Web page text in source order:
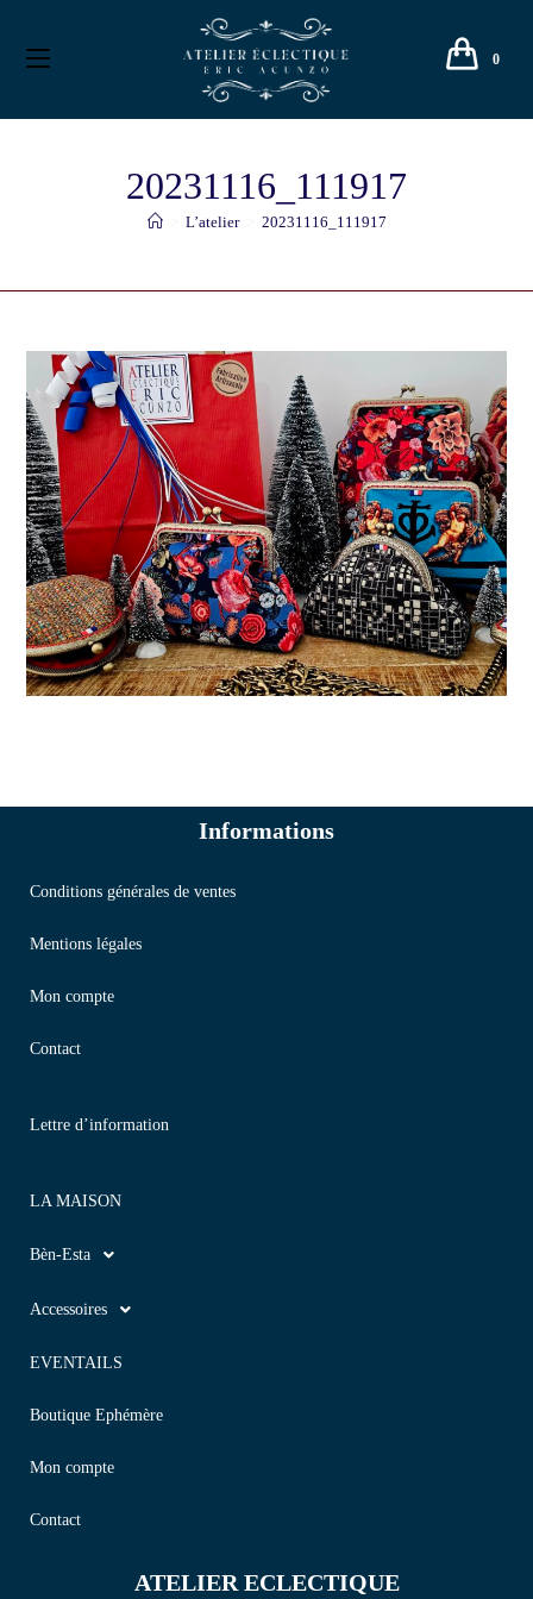
0
20231116_111917
L’atelier 20231116_111917
Informations
Conditions générales de ventes
Mentions légales
Mon compte
Contact
Lettre d’information
LA MAISON
Bèn-Esta
Accessoires
EVENTAILS
Boutique Ephémère
Mon compte
Contact
ATELIER ECLECTIQUE